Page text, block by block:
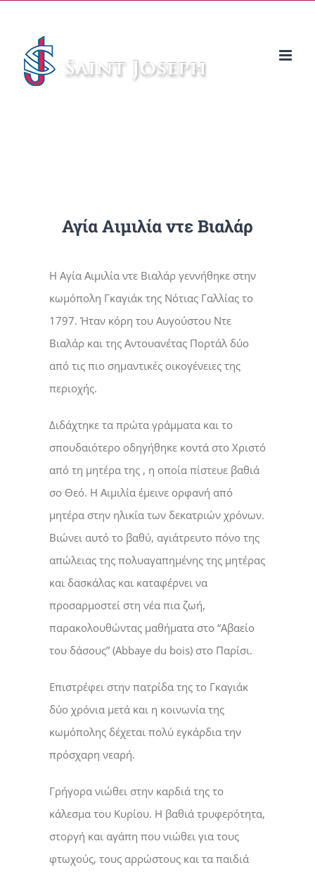
περιεχόμενο
Αγία Αιμιλία ντε Βιαλάρ
Η Αγία Αιμιλία ντε Βιαλάρ γεννήθηκε στην
κωμόπολη Γκαγιάκ της Νότιας Γαλλίας το
1797. Ήταν κόρη του Αυγούστου Ντε
Βιαλάρ και της Αντουανέτας Πορτάλ δύο
από τις πιο σημαντικές οικογένειες της
περιοχής.
Διδάχτηκε τα πρώτα γράμματα και το
σπουδαιότερο οδηγήθηκε κοντά στο Χριστό
από τη μητέρα της , η οποία πίστευε βαθιά
σο Θεό. Η Αιμιλία έμεινε ορφανή από
μητέρα στην ηλικία των δεκατριών χρόνων.
Βιώνει αυτό το βαθύ, αγιάτρευτο πόνο της
απώλειας της πολυαγαπημένης της μητέρας
και δασκάλας και καταφέρνει να
προσαρμοστεί στη νέα πια ζωή,
παρακολουθώντας μαθήματα στο “Αβαείο
του δάσους” (Abbaye du bois) στο Παρίσι.
Επιστρέφει στην πατρίδα της το Γκαγιάκ
δύο χρόνια μετά και η κοινωνία της
κωμόπολης δέχεται πολύ εγκάρδια την
πρόσχαρη νεαρή.
Γρήγορα νιώθει στην καρδιά της το
κάλεσμα του Κυρίου. Η βαθιά τρυφερότητα,
στοργή και αγάπη που νιώθει για τους
φτωχούς, τους αρρώστους και τα παιδιά